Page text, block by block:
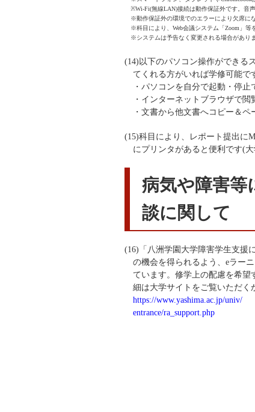
※Wi-Fi(無線LAN)接続は動作保証外です。音
※動作保証外の環境でのエラーにより欠席に
※科目により、Web会議システム「Zoom」等
※システムは予告なく変更される場合があり
(14)以下のパソコン操作ができる
てくれる方がいれば学修可能で
・パソコンを自分で起動・停止
・インターネットブラウザで閲
・文書から他文書へコピー＆
(15)科目により、レポート提出に
にプリンタがあると便利です(
病気や障害等
談に関して
(16)「八洲学園大学障害学生支援
の機会を得られるよう、eラー
ています。修学上の配慮を希
細は大学サイトをご覧いただく
https://www.yashima.ac.jp/univ/
entrance/ra_support.php